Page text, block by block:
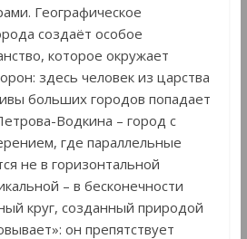
Географическое
создаёт особое
которое окружает
здесь человек из царства
больших городов попадает
Водкина – город с
где параллельные
не в горизонтальной
– в бесконечности
круг, созданный природой
он препятствует